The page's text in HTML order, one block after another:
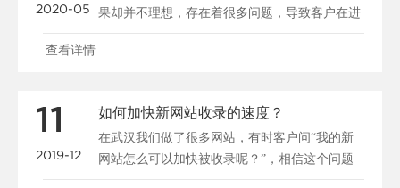
2020-05
果却并不理想，存在着很多问题，导致客户在进
入网站后停留很短......
查看详情
11
2019-12
如何加快新网站收录的速度？
在武汉我们做了很多网站，有时客户问“我的新
网站怎么可以加快被收录呢？”，相信这个问题
大家都很关心，所......